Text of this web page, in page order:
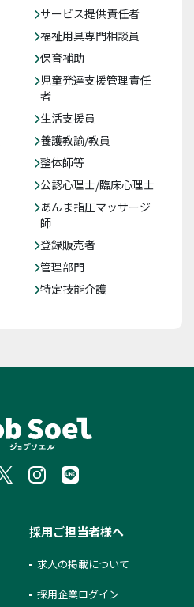
サービス提供責任者
福祉用具専門相談員
保育補助
児童発達支援管理責任
者
生活支援員
養護教諭/教員
整体師等
公認心理士/臨床心理士
あんま指圧マッサージ
師
登録販売者
管理部門
特定技能介護
採用ご担当者様へ
求人の掲載について
採用企業ログイン